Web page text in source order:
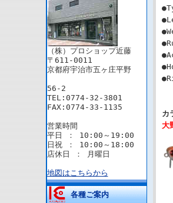
（株）プロショップ近藤
〒611-0011
京都府宇治市五ヶ庄平野
56-2
TEL:0774-32-3801
FAX:0774-33-1135
営業時間
平日 ： 10:00～19:00
日祝 ： 10:00～18:00
店休日 ： 月曜日
地図はこちらから
各種ご案内
カ
大